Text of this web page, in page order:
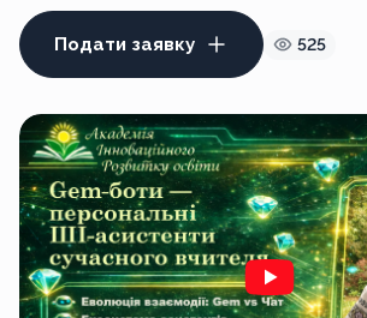
Подати заявку 525